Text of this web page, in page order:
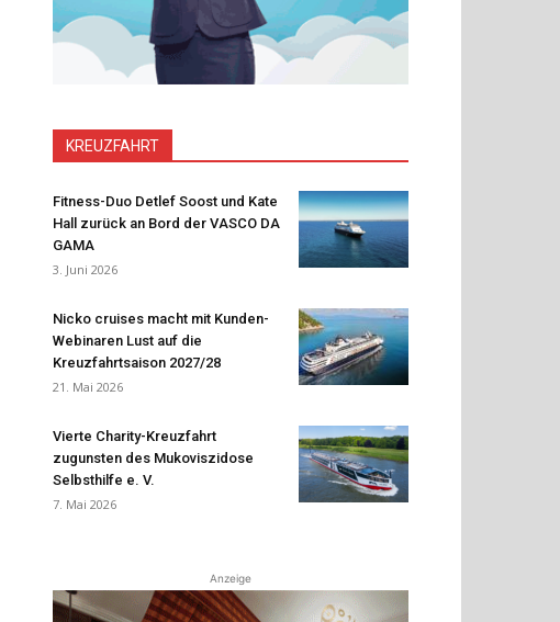
KREUZFAHRT
Fitness-Duo Detlef Soost und Kate
Hall zurück an Bord der VASCO DA
GAMA
3. Juni 2026
Nicko cruises macht mit Kunden-
Webinaren Lust auf die
Kreuzfahrtsaison 2027/28
21. Mai 2026
Vierte Charity-Kreuzfahrt
zugunsten des Mukoviszidose
Selbsthilfe e. V.
7. Mai 2026
Anzeige